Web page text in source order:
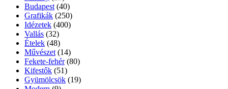
Budapest (40)
Grafikák (250)
Idézetek (400)
Vallás (32)
Ételek (48)
Művészet (14)
Fekete-fehér (80)
Kifestők (51)
Gyümölcsök (19)